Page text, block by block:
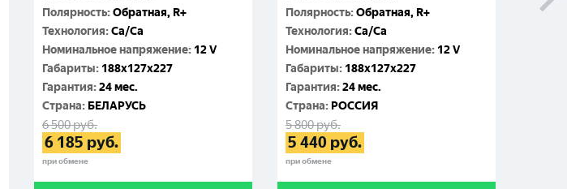
Полярность:Обратная, R+
Технология:Ca/Ca
Номинальное напряжение: 12 V
Габариты: 188x127x227
Гарантия:24 мес.
Cтрана: БЕЛАРУСЬ
6 500руб.
6 185 руб.
при обмене
Полярность:Обратная, R+
Технология:Ca/Ca
Номинальное напряжение: 12 V
Габариты: 188x127x227
Гарантия:24 мес.
Cтрана: РОССИЯ
5 800руб.
5 440 руб.
при обмене